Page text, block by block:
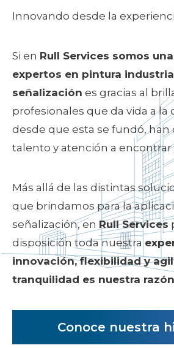
Innovando desde la
Si en Rull Services somos
expertos en pintura
señalización es gracias al
profesionales que da vida a la
desde que esta se fundó, han
talento y atención a encontrar
Más allá de las distintas
que brindamos para la
señalización, en Rull Services
disposición toda nuestra
innovación, flexibilidad y
tranquilidad es nuestra
Conoce nuestra